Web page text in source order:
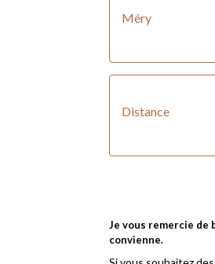
Méry
Distance
Je vous remercie de
convienne.